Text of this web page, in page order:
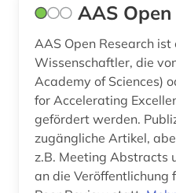
budget (1)
chemie (41)
chemikalie (1)
china (2)
circuit (1)
AAS Open
AAS Open Research
Wissenschaftler, die
Academy of Sciences)
for Accelerating
gefördert werden.
zugängliche Artikel,
z.B. Meeting Abstracts
an die Veröffentlichung